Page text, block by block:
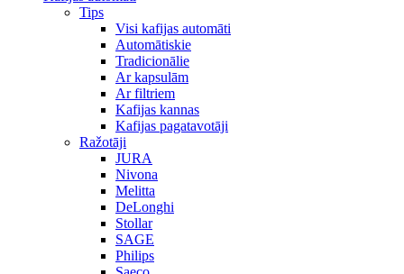
Tips
Visi kafijas automāti
Automātiskie
Tradicionālie
Ar kapsulām
Ar filtriem
Kafijas kannas
Kafijas pagatavotāji
Ražotāji
JURA
Nivona
Melitta
DeLonghi
Stollar
SAGE
Philips